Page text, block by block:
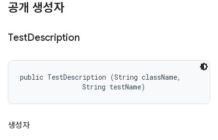
공개 생성자
TestDescription
public TestDescription (String className,
                String testName)
생성자